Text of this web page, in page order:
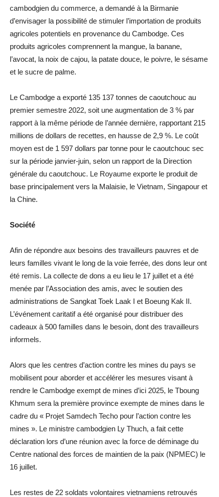
cambodgien du commerce, a demandé à la Birmanie
d’envisager la possibilité de stimuler l’importation de produits
agricoles potentiels en provenance du Cambodge. Ces
produits agricoles comprennent la mangue, la banane,
l’avocat, la noix de cajou, la patate douce, le poivre, le sésame
et le sucre de palme.
Le Cambodge a exporté 135 137 tonnes de caoutchouc au
premier semestre 2022, soit une augmentation de 3 % par
rapport à la même période de l’année dernière, rapportant 215
millions de dollars de recettes, en hausse de 2,9 %. Le coût
moyen est de 1 597 dollars par tonne pour le caoutchouc sec
sur la période janvier-juin, selon un rapport de la Direction
générale du caoutchouc. Le Royaume exporte le produit de
base principalement vers la Malaisie, le Vietnam, Singapour et
la Chine.
Société
Afin de répondre aux besoins des travailleurs pauvres et de
leurs familles vivant le long de la voie ferrée, des dons leur ont
été remis. La collecte de dons a eu lieu le 17 juillet et a été
menée par l’Association des amis, avec le soutien des
administrations de Sangkat Toek Laak I et Boeung Kak II.
L’événement caritatif a été organisé pour distribuer des
cadeaux à 500 familles dans le besoin, dont des travailleurs
informels.
Alors que les centres d’action contre les mines du pays se
mobilisent pour aborder et accélérer les mesures visant à
rendre le Cambodge exempt de mines d’ici 2025, le Tboung
Khmum sera la première province exempte de mines dans le
cadre du « Projet Samdech Techo pour l’action contre les
mines ». Le ministre cambodgien Ly Thuch, a fait cette
déclaration lors d’une réunion avec la force de déminage du
Centre national des forces de maintien de la paix (NPMEC) le
16 juillet.
Les restes de 22 soldats volontaires vietnamiens retrouvés